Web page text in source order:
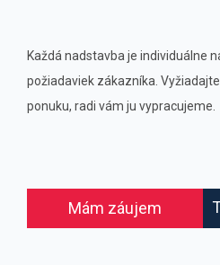
Každá nadstavba je individuálne
požiadaviek zákazníka.
ponuku, radi vám ju vypracujeme.
Mám záujem